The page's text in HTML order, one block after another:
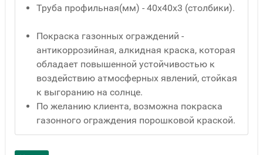
Труба профильная(мм) - 40x40x3 (столбики).
Покраска газонных ограждений -
антикоррозийная, алкидная краска, которая
обладает повышенной устойчивостью к
воздействию атмосферных явлений, стойкая
к выгоранию на солнце.
По желанию клиента, возможна покраска
газонного ограждения порошковой краской.